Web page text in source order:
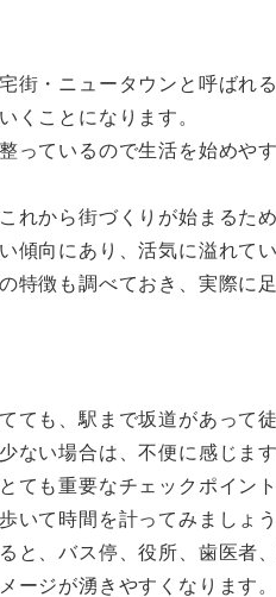
街・ニュータウンと呼ばれ
くことになります。
っているので生活を始めや
れから街づくりが始まるた
傾向にあり、活気に溢れてい
特徴も調べておき、実際に
ても、駅まで坂道があって
ない場合は、不便に感じます
ても重要なチェックポイン
いて時間を計ってみましょう
と、バス停、役所、歯医者
ージが湧きやすくなります。